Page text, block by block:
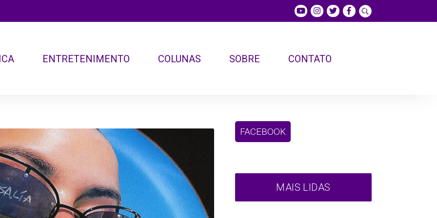
ENTRETENIMENTO COLUNAS SOBRE CONTATO
FACEBOOK
MAIS LIDAS